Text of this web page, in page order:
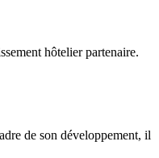
hôtelier partenaire.
de son développement, il